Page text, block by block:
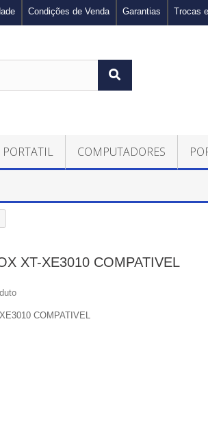
Trocas
Garantias
Condições de Venda
PORTATIL COMPUTADORES
XT-XE3010 COMPATIVEL
COMPATIVEL